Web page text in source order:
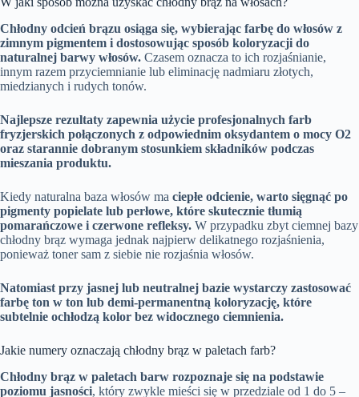
Chłodny odcień brązu osiąga się, wybierając farbę do włosów z
zimnym pigmentem i dostosowując sposób koloryzacji do
naturalnej barwy włosów. Czasem oznacza to ich rozjaśnianie,
innym razem przyciemnianie lub eliminację nadmiaru złotych,
miedzianych i rudych tonów.
Najlepsze rezultaty zapewnia użycie profesjonalnych farb
fryzjerskich połączonych z odpowiednim oksydantem o mocy O2
oraz starannie dobranym stosunkiem składników podczas
mieszania produktu.
Kiedy naturalna baza włosów ma ciepłe odcienie, warto sięgnąć po
pigmenty popielate lub perłowe, które skutecznie tłumią
pomarańczowe i czerwone refleksy. W przypadku zbyt ciemnej bazy
chłodny brąz wymaga jednak najpierw delikatnego rozjaśnienia,
ponieważ toner sam z siebie nie rozjaśnia włosów.
Natomiast przy jasnej lub neutralnej bazie wystarczy zastosować
farbę ton w ton lub demi-permanentną koloryzację, które
subtelnie ochłodzą kolor bez widocznego ciemnienia.
Jakie numery oznaczają chłodny brąz w paletach farb?
Chłodny brąz w paletach barw rozpoznaje się na podstawie
poziomu jasności, który zwykle mieści się w przedziale od 1 do 5 –